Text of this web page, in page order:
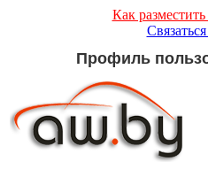
Как
Профиль